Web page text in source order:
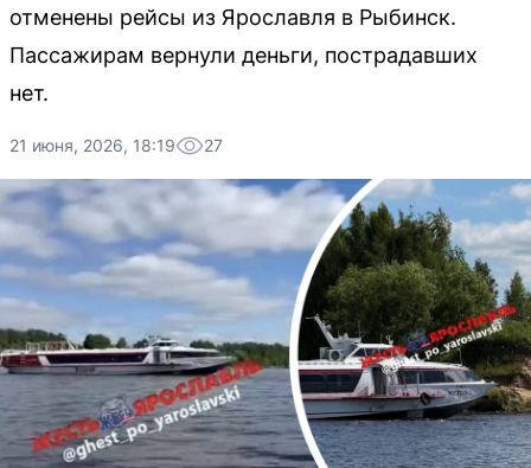
отменены рейсы из Ярославля в Рыбинск.
Пассажирам вернули деньги, пострадавших
нет.
21 июня, 2026, 18:19 27